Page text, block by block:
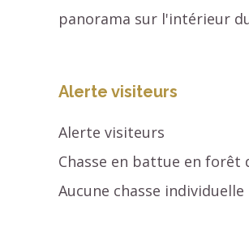
panorama sur l'intérieur
Alerte visiteurs
Alerte visiteurs
Chasse en battue en forêt
Aucune chasse